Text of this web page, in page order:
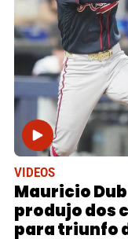
VIDEOS
Mauricio
produjo dos
para triunfo